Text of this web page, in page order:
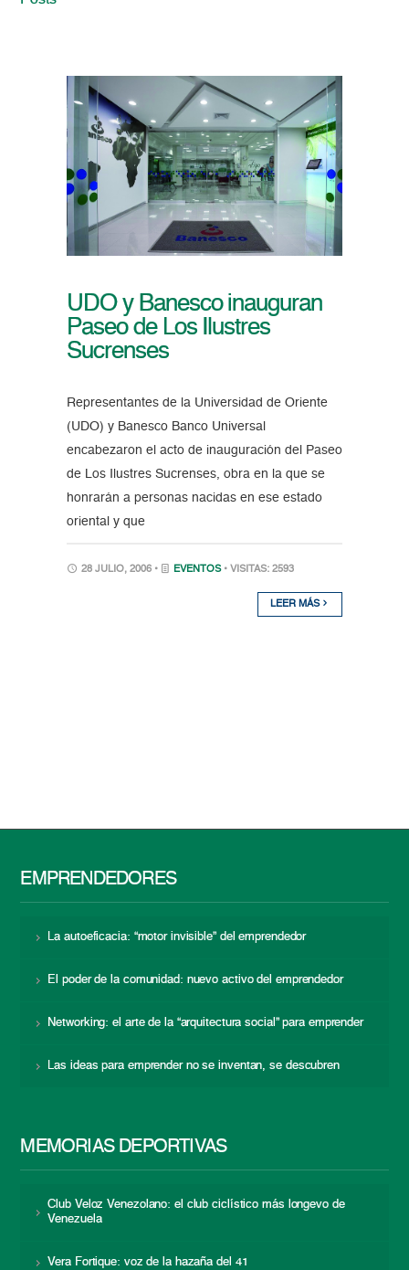
UDO y Banesco inauguran
Paseo de Los Ilustres
Sucrenses
Representantes de la Universidad de Oriente
(UDO) y Banesco Banco Universal
encabezaron el acto de inauguración del Paseo
de Los Ilustres Sucrenses, obra en la que se
honrarán a personas nacidas en ese estado
oriental y que
28 JULIO, 2006 • EVENTOS • VISITAS: 2593
LEER MÁS
EMPRENDEDORES
La autoeficacia: “motor invisible” del emprendedor
El poder de la comunidad: nuevo activo del emprendedor
Networking: el arte de la “arquitectura social” para emprender
Las ideas para emprender no se inventan, se descubren
MEMORIAS DEPORTIVAS
Club Veloz Venezolano: el club ciclístico más longevo de
Venezuela
Vera Fortique: voz de la hazaña del 41